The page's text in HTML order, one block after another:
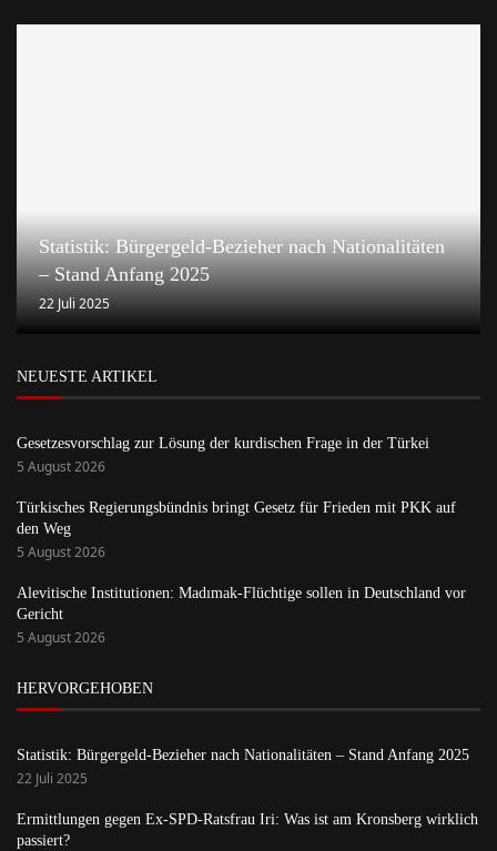
Statistik: Bürgergeld-Bezieher nach Nationalitäten
– Stand Anfang 2025
22 Juli 2025
NEUESTE ARTIKEL
Gesetzesvorschlag zur Lösung der kurdischen Frage in der Türkei
5 August 2026
Türkisches Regierungsbündnis bringt Gesetz für Frieden mit PKK auf
den Weg
5 August 2026
Alevitische Institutionen: Madımak-Flüchtige sollen in Deutschland vor
Gericht
5 August 2026
HERVORGEHOBEN
Statistik: Bürgergeld-Bezieher nach Nationalitäten – Stand Anfang 2025
22 Juli 2025
Ermittlungen gegen Ex-SPD-Ratsfrau Iri: Was ist am Kronsberg wirklich
passiert?